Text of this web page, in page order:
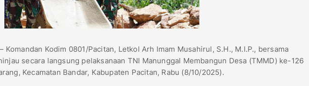
Kodim 0801/Pacitan, Letkol Arh Imam Musahirul, S.H., M.I.P., bersama
secara langsung pelaksanaan TNI Manunggal Membangun Desa (TMMD) ke-126
Kecamatan Bandar, Kabupaten Pacitan, Rabu (8/10/2025).